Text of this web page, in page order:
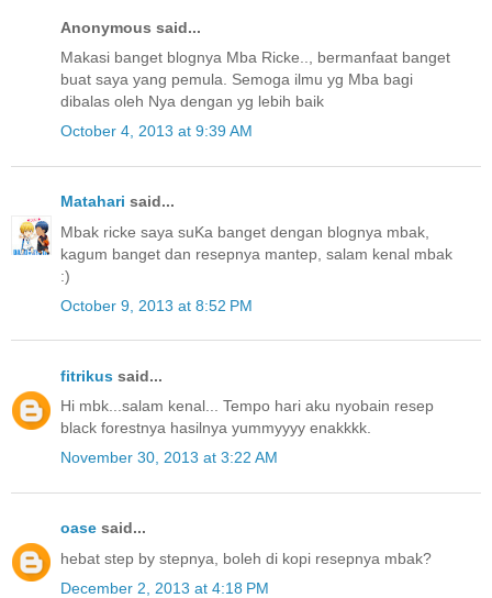
Anonymous said...
Makasi banget blognya Mba Ricke.., bermanfaat banget
buat saya yang pemula. Semoga ilmu yg Mba bagi
dibalas oleh Nya dengan yg lebih baik
October 4, 2013 at 9:39 AM
Matahari said...
Mbak ricke saya suKa banget dengan blognya mbak,
kagum banget dan resepnya mantep, salam kenal mbak
:)
October 9, 2013 at 8:52 PM
fitrikus said...
Hi mbk...salam kenal... Tempo hari aku nyobain resep
black forestnya hasilnya yummyyyy enakkkk.
November 30, 2013 at 3:22 AM
oase said...
hebat step by stepnya, boleh di kopi resepnya mbak?
December 2, 2013 at 4:18 PM